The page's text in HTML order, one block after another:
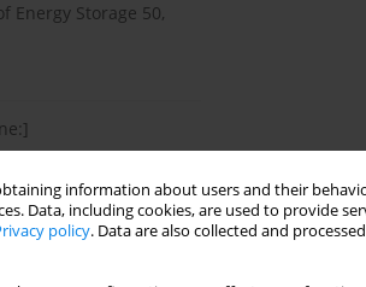
information about users and their
Data, including cookies, are used to provide
policy. Data are also collected and
Storage 50,
Tavajohi, N. and Li,
Journal of